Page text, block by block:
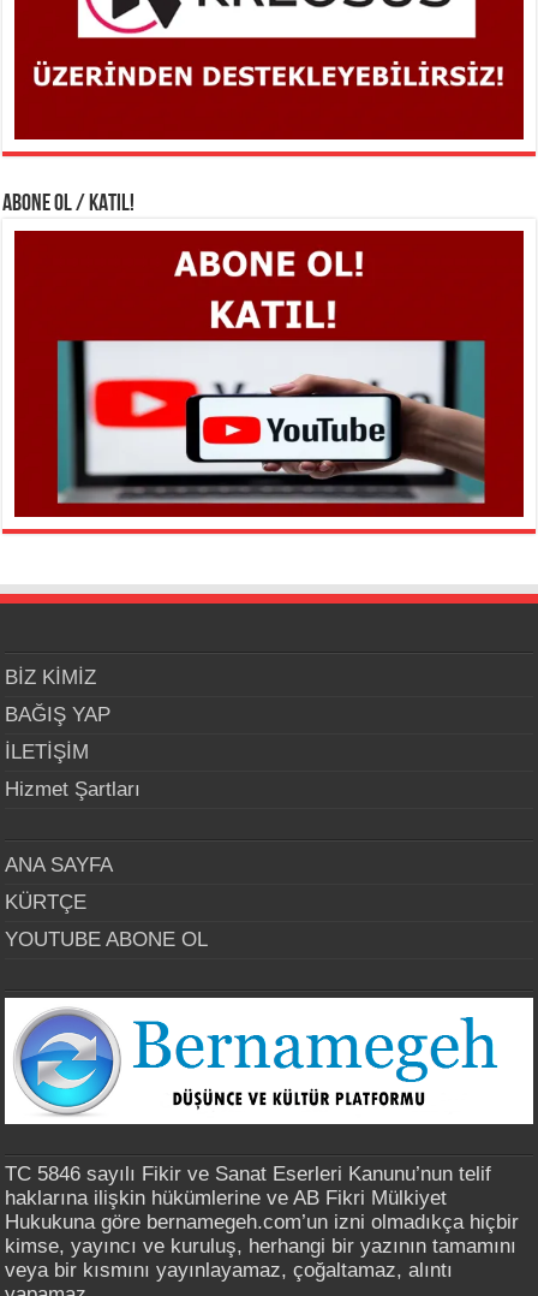
ABONE OL / KATIL!
BİZ KİMİZ
BAĞIŞ YAP
İLETİŞİM
Hizmet Şartları
ANA SAYFA
KÜRTÇE
YOUTUBE ABONE OL
TC 5846 sayılı Fikir ve Sanat Eserleri Kanunu’nun telif
haklarına ilişkin hükümlerine ve AB Fikri Mülkiyet
Hukukuna göre bernamegeh.com’un izni olmadıkça hiçbir
kimse, yayıncı ve kuruluş, herhangi bir yazının tamamını
veya bir kısmını yayınlayamaz, çoğaltamaz, alıntı